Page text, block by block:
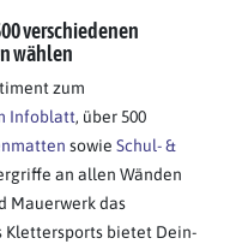
verschiedenen
wählen
zum
Infoblatt, über 500
sowie Schul- &
an allen Wänden
Mauerwerk das
Klettersports bietet Dein-